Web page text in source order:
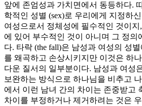
앞에 존엄성과 가치면에서 동등하다.
학적인 성별 (sex)로 우리에게 지정하
여성으로서 정체성에 필수적인 것이지
에 있어 부수적인 것이 아니며 그 정의
다. 타락 (the fall)은 남성과 여성의 성
를 왜곡하고 손상시키지만 이것은 하
다운 질서의 일부분이다. 남성과 여성
보완하는 방식으로 하나님을 비추고
에서 이런 남녀 간의 차이는 존중받고
차이를 부정하거나 제거하려는 것은